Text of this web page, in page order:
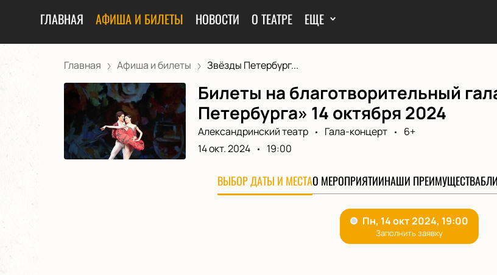
ГЛАВНАЯ АФИША И БИЛЕТЫ НОВОСТИ О ТЕАТРЕ ЕЩЕ
Главная Афиша и билеты Звёзды Петербург...
Билеты на благотворительный
Петербурга» 14 октября 2024
Александринский театр Гала-концерт
6+
14 окт. 2024
19:00
ВЫБОР ДАТЫ И МЕСТАО МЕРОПРИЯТИИНАШИ ПРЕИМУЩЕСТВА